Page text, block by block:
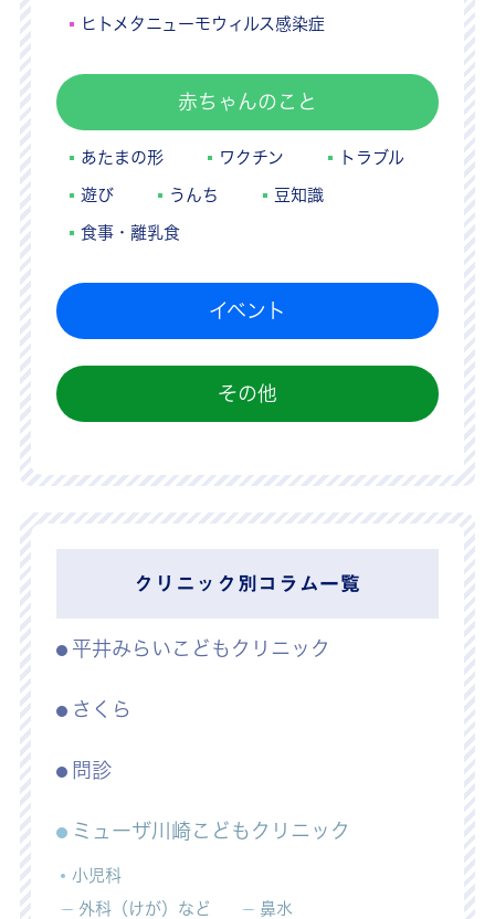
ヒトメタニューモウィルス感染症
赤ちゃんのこと
あたまの形 ワクチン トラブル
遊び うんち 豆知識
食事・離乳食
イベント
その他
クリニック別コラム一覧
平井みらいこどもクリニック
さくら
問診
ミューザ川崎こどもクリニック
小児科
外科（けが）など
鼻水